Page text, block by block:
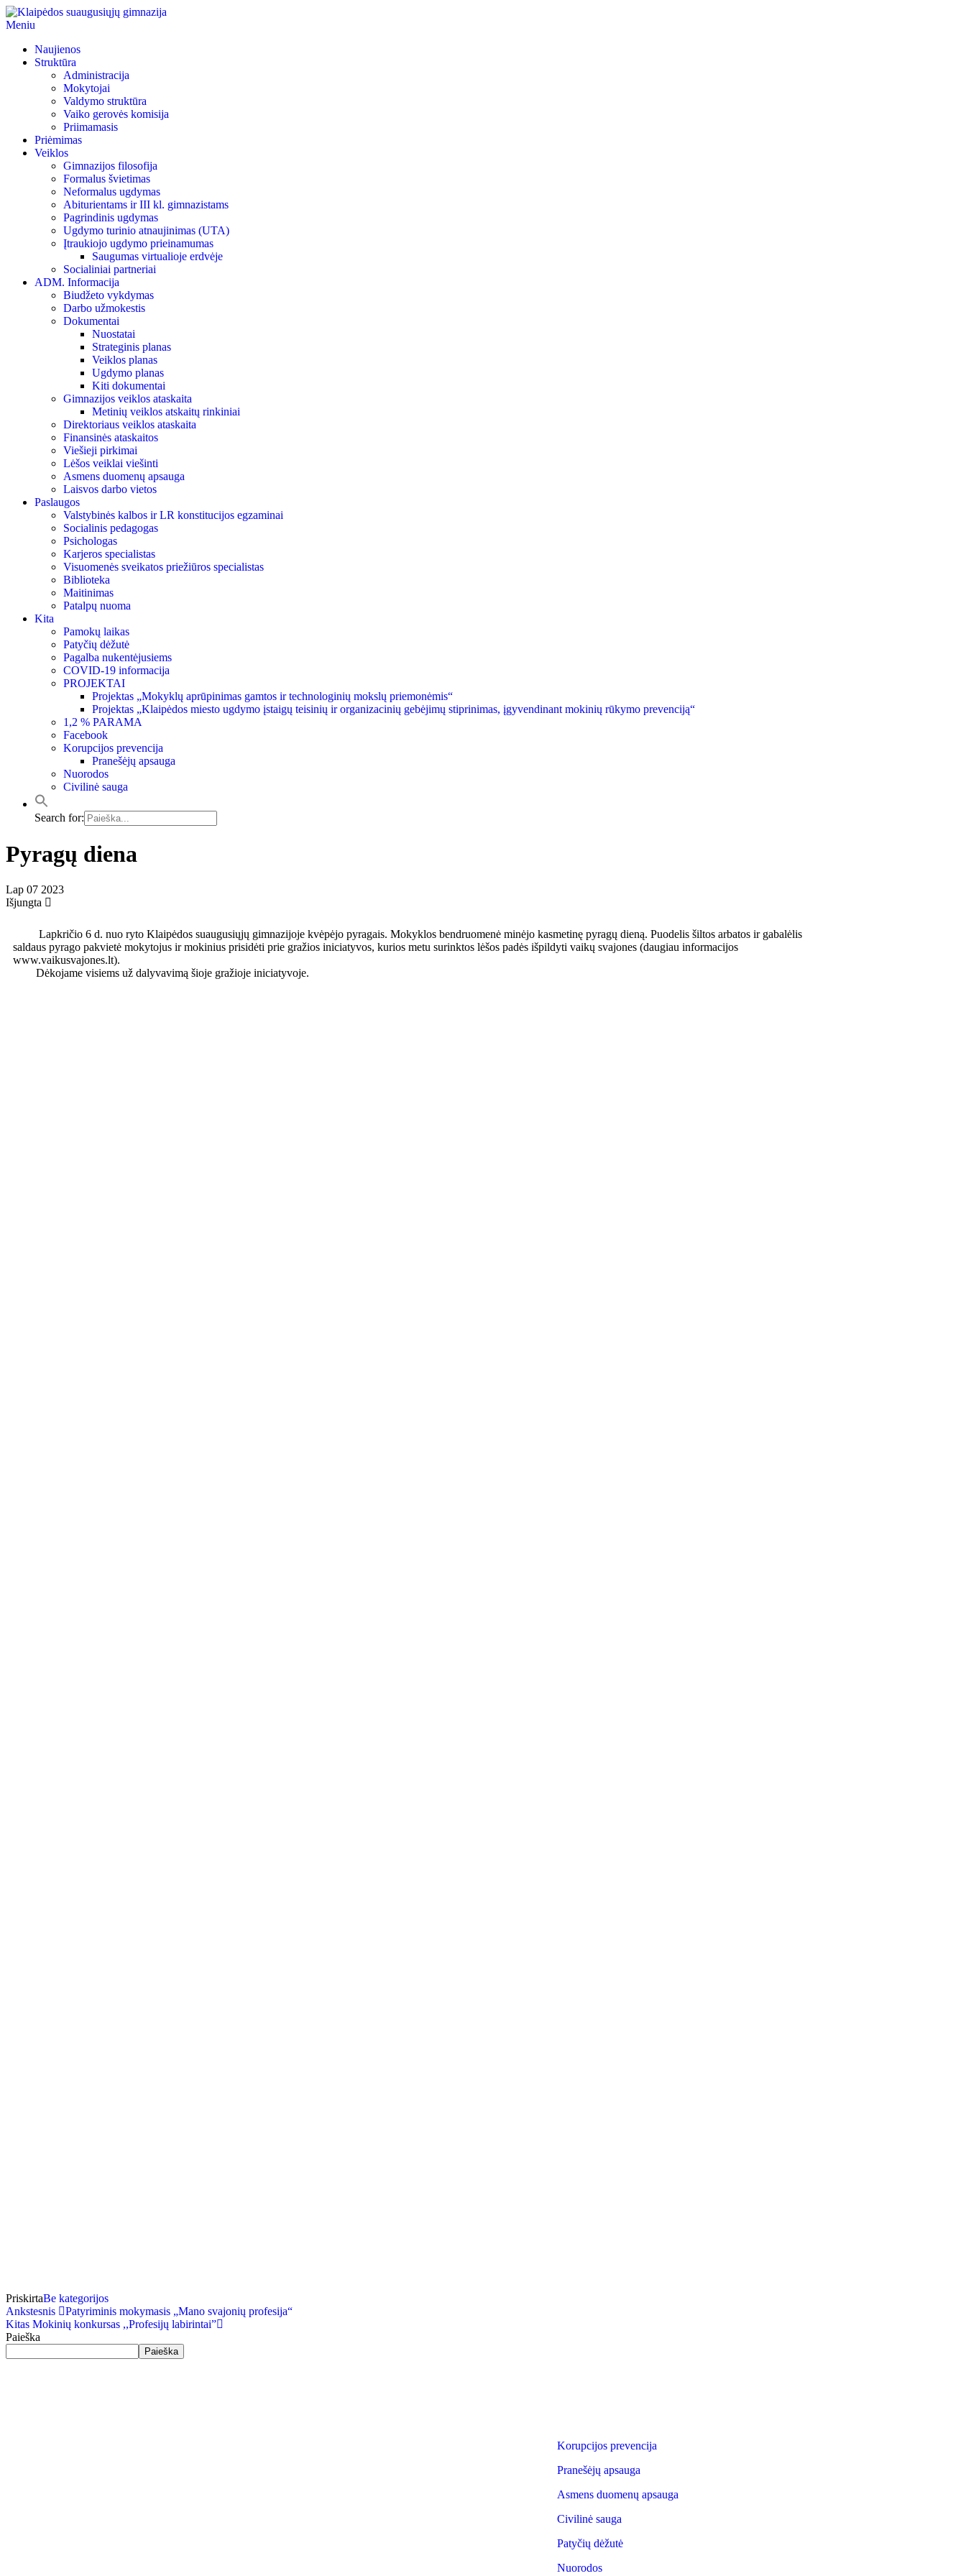
Meniu
Naujienos
Struktūra
Administracija
Mokytojai
Valdymo struktūra
Vaiko gerovės komisija
Priimamasis
Priėmimas
Veiklos
Gimnazijos filosofija
Formalus švietimas
Neformalus ugdymas
Abiturientams ir III kl. gimnazistams
Pagrindinis ugdymas
Ugdymo turinio atnaujinimas (UTA)
Įtraukiojo ugdymo prieinamumas
Saugumas virtualioje erdvėje
Socialiniai partneriai
ADM. Informacija
Biudžeto vykdymas
Darbo užmokestis
Dokumentai
Nuostatai
Strateginis planas
Veiklos planas
Ugdymo planas
Kiti dokumentai
Gimnazijos veiklos ataskaita
Metinių veiklos atskaitų rinkiniai
Direktoriaus veiklos ataskaita
Finansinės ataskaitos
Viešieji pirkimai
Lėšos veiklai viešinti
Asmens duomenų apsauga
Laisvos darbo vietos
Paslaugos
Valstybinės kalbos ir LR konstitucijos egzaminai
Socialinis pedagogas
Psichologas
Karjeros specialistas
Visuomenės sveikatos priežiūros specialistas
Biblioteka
Maitinimas
Patalpų nuoma
Kita
Pamokų laikas
Patyčių dėžutė
Pagalba nukentėjusiems
COVID-19 informacija
PROJEKTAI
Projektas „Mokyklų aprūpinimas gamtos ir technologinių mokslų priemonėmis“
Projektas „Klaipėdos miesto ugdymo įstaigų teisinių ir organizacinių gebėjimų stiprinimas, įgyvendinant mokinių rūkymo prevenciją“
1,2 % PARAMA
Facebook
Korupcijos prevencija
Pranešėjų apsauga
Nuorodos
Civilinė sauga
Search for:
Pyragų diena
Lap 07 2023
Išjungta
Lapkričio 6 d. nuo ryto Klaipėdos suaugusiųjų gimnazijoje kvėpėjo pyragais. Mokyklos bendruomenė minėjo kasmetinę pyragų dieną. Puodelis šiltos arbatos ir gabalėlis
saldaus pyrago pakvietė mokytojus ir mokinius prisidėti prie gražios iniciatyvos, kurios metu surinktos lėšos padės išpildyti vaikų svajones (daugiau informacijos
www.vaikusvajones.lt).
Dėkojame visiems už dalyvavimą šioje gražioje iniciatyvoje.
PriskirtaBe kategorijos
Ankstesnis
Patyriminis mokymasis „Mano svajonių profesija“
Kitas Mokinių konkursas ,,Profesijų labirintai”
Paieška
Paieška
Korupcijos prevencija
Pranešėjų apsauga
Asmens duomenų apsauga
Civilinė sauga
Patyčių dėžutė
Nuorodos